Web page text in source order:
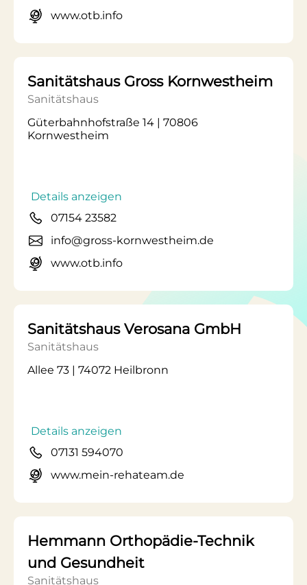
www.otb.info
Sanitätshaus Gross Kornwestheim
Sanitätshaus
Güterbahnhofstraße 14 | 70806
Kornwestheim
Details anzeigen
07154 23582
info@gross-kornwestheim.de
www.otb.info
Sanitätshaus Verosana GmbH
Sanitätshaus
Allee 73 | 74072 Heilbronn
Details anzeigen
07131 594070
www.mein-rehateam.de
Hemmann Orthopädie-Technik
und Gesundheit
Sanitätshaus